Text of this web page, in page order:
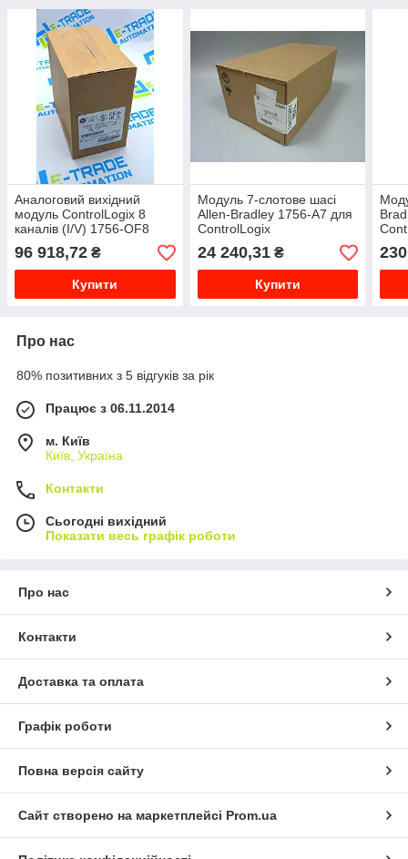
Аналоговий вихідний
модуль ControlLogix 8
каналів (I/V) 1756-OF8
96 918,72 ₴
Купити
Модуль 7-слотове шасі
Allen-Bradley 1756-A7 для
ControlLogix
24 240,31₴
Купити
Про нас
80% позитивних з 5 відгуків за рік
Працює з 06.11.2014
м. Київ
Київ, Україна
Контакти
Сьогодні вихідний
Показати весь графік роботи
Про нас
Контакти
Доставка та оплата
Графік роботи
Повна версія сайту
Сайт створено на маркетплейсі Prom.ua